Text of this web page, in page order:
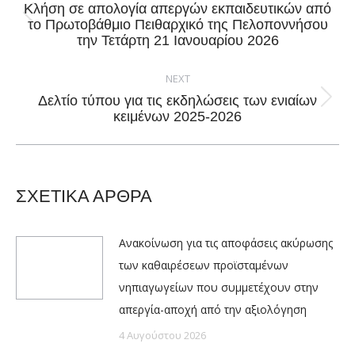
Previous
post:
Κλήση σε απολογία απεργών εκπαιδευτικών από
το Πρωτοβάθμιο Πειθαρχικό της Πελοποννήσου
την Τετάρτη 21 Ιανουαρίου 2026
NEXT
Next
Δελτίο τύπου για τις εκδηλώσεις των ενιαίων
κειμένων 2025-2026
ΣΧΕΤΙΚΑ ΑΡΘΡΑ
Ανακοίνωση για τις αποφάσεις ακύρωσης
των καθαιρέσεων προϊσταμένων
νηπιαγωγείων που συμμετέχουν στην
απεργία-αποχή από την αξιολόγηση
4 Αυγούστου 2026